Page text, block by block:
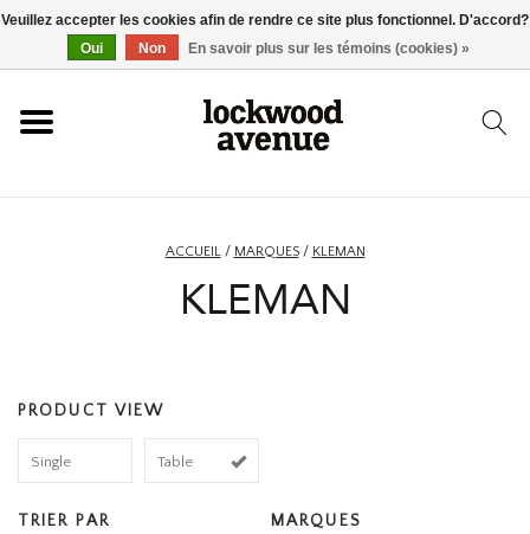
ACCUEIL
ACCESSOIRES
ACCUEIL/ MARQUES/ KLEMAN
KLEMAN
PRODUCT VIEW
Single Table
TRIER PAR MARQUES
Veuillez accepter les cookies afin de rendre ce site plus fonctionnel. D'accord?
Oui
Non En savoir plus sur les témoins (cookies) »